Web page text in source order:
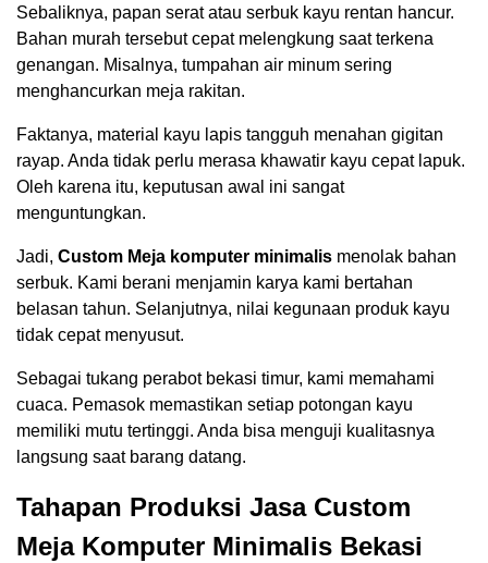
Sebaliknya, papan serat atau serbuk kayu rentan hancur.
Bahan murah tersebut cepat melengkung saat terkena
genangan. Misalnya, tumpahan air minum sering
menghancurkan meja rakitan.
Faktanya, material kayu lapis tangguh menahan gigitan
rayap. Anda tidak perlu merasa khawatir kayu cepat lapuk.
Oleh karena itu, keputusan awal ini sangat
menguntungkan.
Jadi, Custom Meja komputer minimalis menolak bahan
serbuk. Kami berani menjamin karya kami bertahan
belasan tahun. Selanjutnya, nilai kegunaan produk kayu
tidak cepat menyusut.
Sebagai tukang perabot bekasi timur, kami memahami
cuaca. Pemasok memastikan setiap potongan kayu
memiliki mutu tertinggi. Anda bisa menguji kualitasnya
langsung saat barang datang.
Tahapan Produksi Jasa Custom
Meja Komputer Minimalis Bekasi